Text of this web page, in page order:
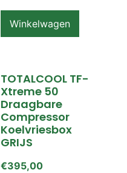
Winkelwagen
TOTALCOOL TF-
Xtreme 50
Draagbare
Compressor
Koelvriesbox
GRIJS
€395,00